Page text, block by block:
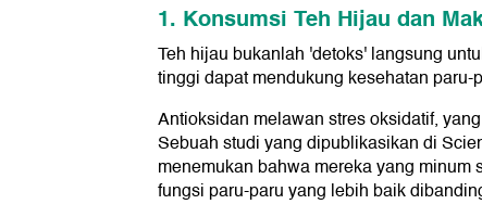
1. Konsumsi Teh Hijau dan
Teh hijau bukanlah 'detoks' langsung
tinggi dapat mendukung kesehatan
Antioksidan melawan stres oksidatif,
Sebuah studi yang dipublikasikan di
menemukan bahwa mereka yang
fungsi paru-paru yang lebih baik